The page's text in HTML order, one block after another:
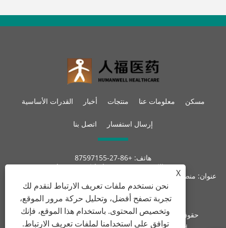
مسكن معلومات عنا منتجات أخبار القدرات الأساسية
إرسال استفسار اتصل بنا
هاتف: +86-27-87597155
بريد إلكتروني:sales@steroid-chem.com
عنوان: منطقة جيديان للتنمية الاقتصادية ، مدينة إي-تشو ، هوبي ، الصين.
حقوق الطبع والنشر © 2022 Hubei Gedian Humanwell
X
نحن نستخدم ملفات تعريف الارتباط لنقدم لك
تجربة تصفح أفضل، وتحليل حركة مرور الموقع،
وتخصيص المحتوى. باستخدام هذا الموقع، فإنك
توافق على استخدامنا لملفات تعريف الارتباط.